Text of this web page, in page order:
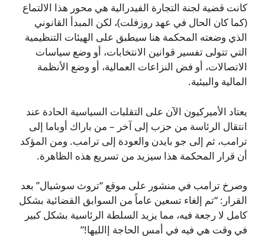
كانت قضية لجنة التجارة الفيدرالية هي محور هذا الالتماع
(كما كان الحال في عهد روزفلت)، لكن المبدأ القانوني
الذي وضعته المحكمة هنا سيطبق على الهيئات التنظيمية
التي تتولى تفسير قوانين الانتخابات، أو وضع سياسات
الاتصالات، أو فض النزاعات العمالية، أو وضع الأنظمة
المالية والبيئية.
يعتاد الأميركيون الآن على التقلبات السياسية الحادة عند
انتقال الرئاسة من حزب إلى آخر – من باراك أوباما إلى
ترامب، ثم إلى جو بايدن والعودة إلى ترامب. ومن المؤكد
أن قرار المحكمة هذا سيزيد من تسريع هذه الظاهرة.
وصرخ ترامب في منشور على موقع “تروث سوشيال” بعد
القرار: “تم إلغاء تسعين عاماً من السوابق القضائية بشكل
كامل لا رجعة فيه، مما يزيد السلطة الرئاسية بشكل كبير
في وقت هي فيه في أمس الحاجة إالليها!”